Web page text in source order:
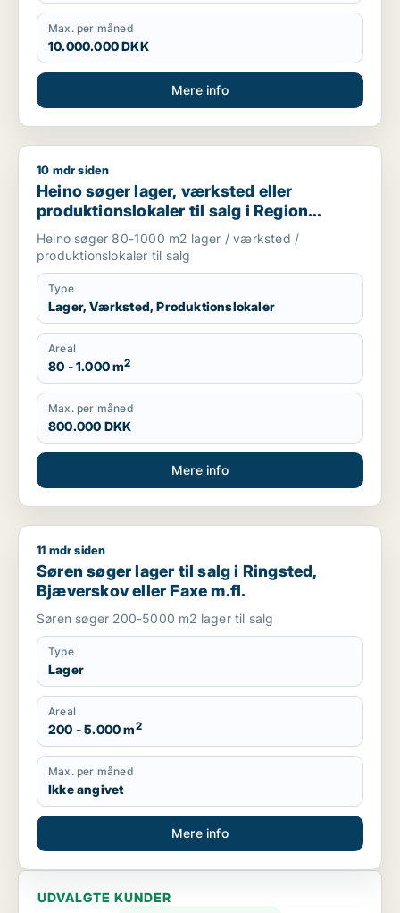
Max. per måned
10.000.000 DKK
Mere info
Heino søger lager, værksted eller produktionslokaler til salg
10 mdr siden
Heino søger lager, værksted eller
produktionslokaler til salg i Region
Sjælland
Heino søger 80-1000 m2 lager / værksted /
produktionslokaler til salg
Type
Lager, Værksted, Produktionslokaler
Areal
80 - 1.000 m2
Max. per måned
800.000 DKK
Mere info
Søren søger lager til salg i Ringsted, Bjæverskov eller Faxe
11 mdr siden
Søren søger lager til salg i Ringsted,
Bjæverskov eller Faxe m.fl.
Søren søger 200-5000 m2 lager til salg
Type
Lager
Areal
200 - 5.000 m2
Max. per måned
Ikke angivet
Mere info
UDVALGTE KUNDER